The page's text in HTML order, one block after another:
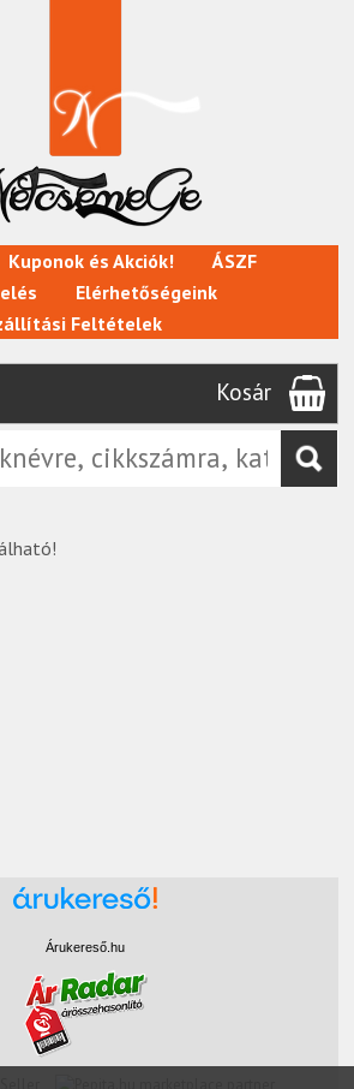
Kuponok és Akciók!
ÁSZF
Elérhetőségeink
Feltételek
Kosár
Árukereső.hu